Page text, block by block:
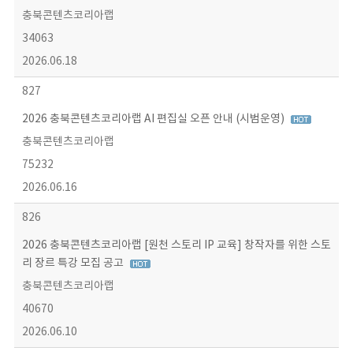
충북콘텐츠코리아랩
34063
2026.06.18
827
2026 충북콘텐츠코리아랩 AI 편집실 오픈 안내 (시범운영)
충북콘텐츠코리아랩
75232
2026.06.16
826
2026 충북콘텐츠코리아랩 [원천 스토리 IP 교육] 창작자를 위한 스토
리 장르 특강 모집 공고
충북콘텐츠코리아랩
40670
2026.06.10